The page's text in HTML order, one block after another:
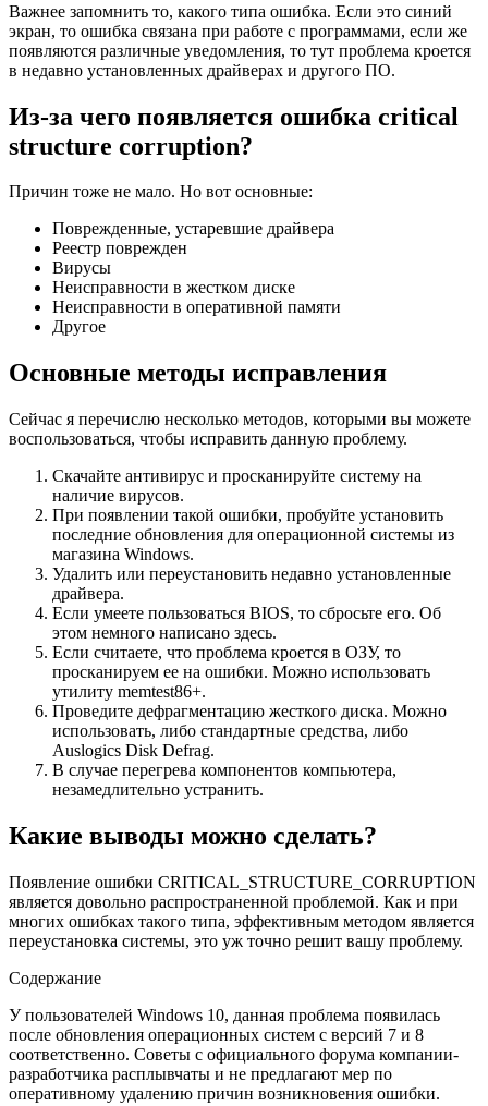
Важнее запомнить то, какого типа ошибка. Если это синий
экран, то ошибка связана при работе с программами, если же
появляются различные уведомления, то тут проблема кроется
в недавно установленных драйверах и другого ПО.
Из-за чего появляется ошибка critical
structure corruption?
Причин тоже не мало. Но вот основные:
Поврежденные, устаревшие драйвера
Реестр поврежден
Вирусы
Неисправности в жестком диске
Неисправности в оперативной памяти
Другое
Основные методы исправления
Сейчас я перечислю несколько методов, которыми вы можете
воспользоваться, чтобы исправить данную проблему.
Скачайте антивирус и просканируйте систему на
наличие вирусов.
При появлении такой ошибки, пробуйте установить
последние обновления для операционной системы из
магазина Windows.
Удалить или переустановить недавно установленные
драйвера.
Если умеете пользоваться BIOS, то сбросьте его. Об
этом немного написано здесь.
Если считаете, что проблема кроется в ОЗУ, то
просканируем ее на ошибки. Можно использовать
утилиту memtest86+.
Проведите дефрагментацию жесткого диска. Можно
использовать, либо стандартные средства, либо
Auslogics Disk Defrag.
В случае перегрева компонентов компьютера,
незамедлительно устранить.
Какие выводы можно сделать?
Появление ошибки CRITICAL_STRUCTURE_CORRUPTION
является довольно распространенной проблемой. Как и при
многих ошибках такого типа, эффективным методом является
переустановка системы, это уж точно решит вашу проблему.
Содержание
У пользователей Windows 10, данная проблема появилась
после обновления операционных систем с версий 7 и 8
соответственно. Советы с официального форума компании-
разработчика расплывчаты и не предлагают мер по
оперативному удалению причин возникновения ошибки.